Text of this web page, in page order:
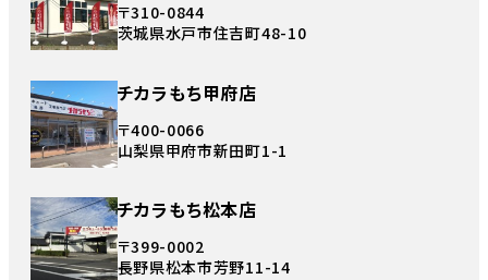
〒310-0844
茨城県水戸市住吉町48-10
チカラもち甲府店
〒400-0066
山梨県甲府市新田町1-1
チカラもち松本店
〒399-0002
長野県松本市芳野11-14